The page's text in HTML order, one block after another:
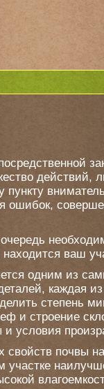
действий,
ошибок,
ваш
одним из
каждая
степень
и строение
и условия
свойств почвы
участке